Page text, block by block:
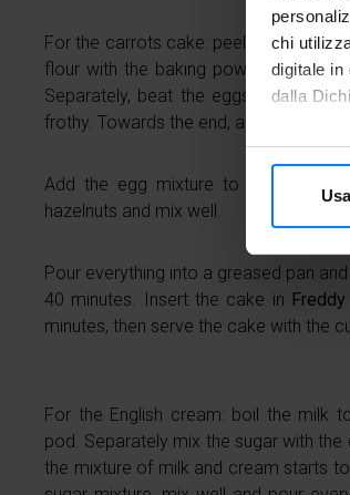
chi
digitale in
dalla
Con il tuo
For the carrots cake: peel the carrots,
flour with the baking powder, a
Separately, beat the eggs with the
frothy. Towards the end, add the
Add the egg mixture to the flour
hazelnuts and mix well.
Pour everything into a greased pan
40 minutes. Insert the cake in Freddy
minutes, then serve the cake with the
For the English cream: boil the milk
pod. Separately mix the sugar with
the mixture of milk and cream starts